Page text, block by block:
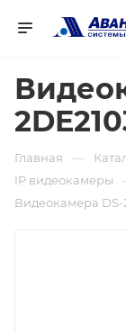
Главная —
IP видеокамеры
Видеокамера DS-